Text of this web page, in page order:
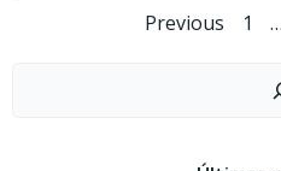
las
Previous 1 …